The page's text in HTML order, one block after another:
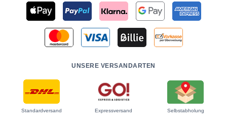
UNSERE VERSANDARTEN
Standardversand Expressversand Selbstabholung